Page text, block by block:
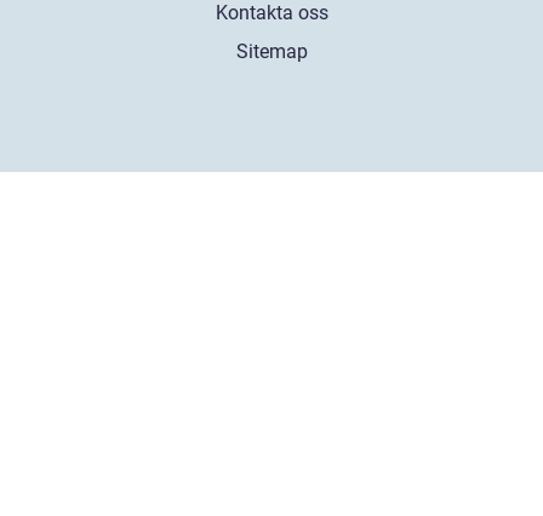
Kontakta oss
Sitemap